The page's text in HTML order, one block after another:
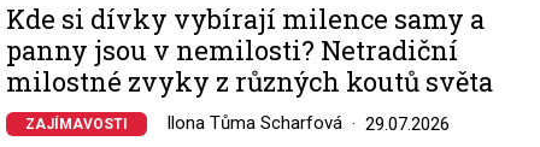
Kde si dívky vybírají milence samy a
panny jsou v nemilosti? Netradiční
milostné zvyky z různých koutů světa
ZAJÍMAVOSTI Ilona Tůma Scharfová 29.07.2026